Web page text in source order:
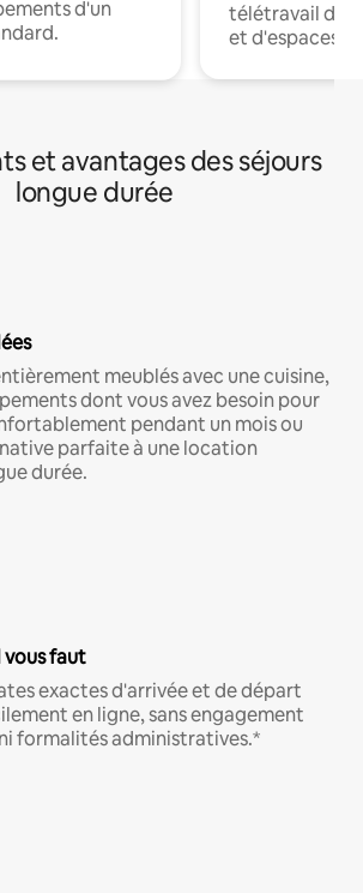
d'un
télétravail
et d'espaces
et avantages des séjours
longue durée
meublés avec une cuisine,
dont vous avez besoin pour
pendant un mois ou
parfaite à une location
durée.
faut
exactes d'arrivée et de départ
en ligne, sans engagement
formalités administratives.*